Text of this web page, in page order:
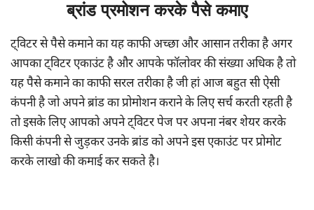
ब्रांड प्रमोशन करके पैसे कमाए
ट्विटर से पैसे कमाने का यह काफी अच्छा और आसान तरीका है अगर
आपका ट्विटर एकाउंट है और आपके फॉलोवर की संख्या अधिक है तो
यह पैसे कमाने का काफी सरल तरीका है जी हां आज बहुत सी ऐसी
कंपनी है जो अपने ब्रांड का प्रोमोशन कराने के लिए सर्च करती रहती है
तो इसके लिए आपको अपने ट्विटर पेज पर अपना नंबर शेयर करके
किसी कंपनी से जुड़कर उनके ब्रांड को अपने इस एकाउंट पर प्रोमोट
करके लाखो की कमाई कर सकते है।